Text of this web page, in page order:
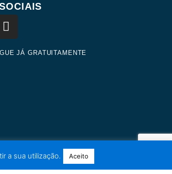
I
n
s
t
JÁ GRATUITAMENTE
a sua utilização. Aceito